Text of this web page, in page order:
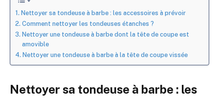
Nettoyer sa tondeuse à barbe : les accessoires à prévoir
Comment nettoyer les tondeuses étanches ?
Nettoyer une tondeuse à barbe dont la tête de coupe est
amovible
Nettoyer une tondeuse à barbe à la tête de coupe vissée
Nettoyer sa tondeuse à barbe : les